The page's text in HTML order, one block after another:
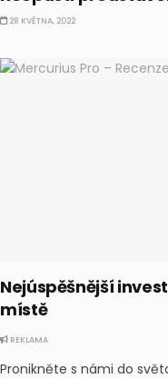
28 KVĚTNA, 2022
Nejúspěšnější
místě
REKLAMA
Pronikněte s námi do